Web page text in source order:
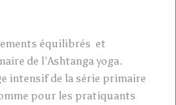
équilibrés et
de l’Ashtanga yoga.
intensif de la série primaire
pour les pratiquants